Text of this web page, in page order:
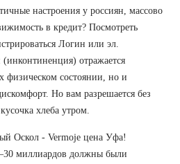
настроения у россиян, массово
в кредит? Посмотреть
Логин или эл.
отражается
физическом состоянии, но и
Но вам разрешается без
хлеба утром.
Оскол - Vermoje цена Уфа!
миллиардов должны были